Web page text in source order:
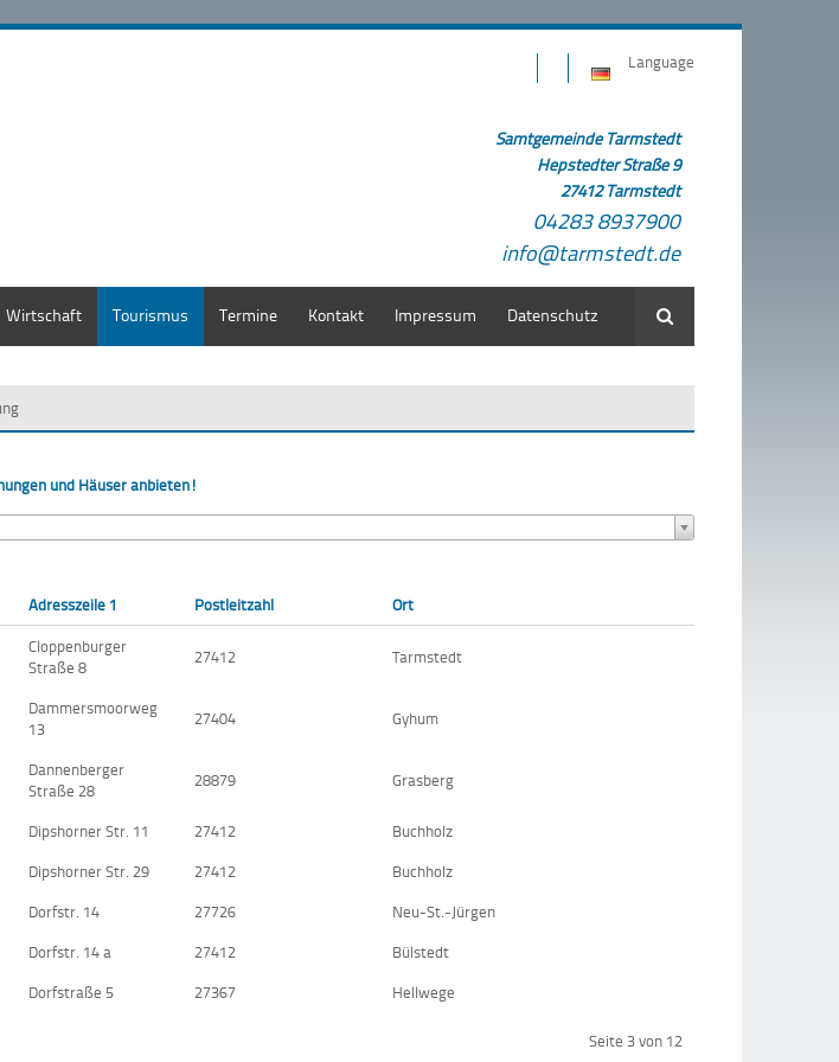
Language
Samtgemeinde Tarmstedt
Hepstedter Straße 9
27412 Tarmstedt
04283 8937900
info@tarmstedt.de
Wirtschaft Tourismus Termine Kontakt Impressum Datenschutz Suche
und Häuser anbieten!
Adresszeile 1 Postleitzahl Ort
Cloppenburger
Straße 8
27412 Tarmstedt
Dammersmoorweg
13
27404 Gyhum
Dannenberger
Straße 28
28879 Grasberg
Dipshorner Str. 11 27412
Buchholz
Dipshorner Str. 29 27412
Buchholz
Dorfstr. 14 27726
Neu-St.-Jürgen
Dorfstr. 14 a 27412
Bülstedt
Dorfstraße 5 27367 Hellwege
Seite 3 von 12